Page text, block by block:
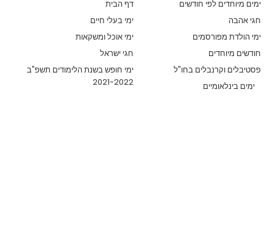
דף הבית
ימים מיוחדים לפי חודשים
ימי בעלי חיים
חגי אהבה
ימי אוכל ומשקאות
ימי הולדת מפורסמים
חגי ישראל
חודשים מיוחדים
ימי חופש בשנת הלימודים תשפ"ב
2021-2022
פסטיבלים וקרנבלים בחו"ל
ימים בינלאומיים